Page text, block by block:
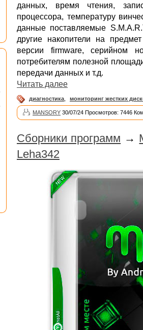
данных, время чтения,
процессора, температуру
данные поставляемые
другие накопители на
версии firmware, серийном
потребителям полезной
передачи данных и т.д.
Читать далее
диагностика мониторинг жестких
MANSORY 30/07/24 Просмотров: 7446
Сборники программ →
Leha342